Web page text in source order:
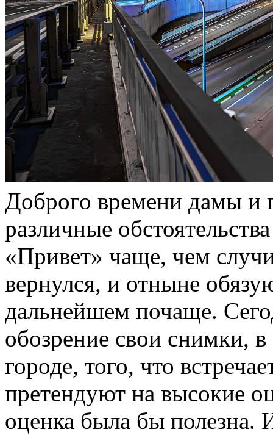
Доброго времени дамы и
различные
«Привет» чаще, чем
вернулся, и отныне
дальнейшем почаще.
обозрение свои снимки,
городе, того, что
претендуют на высокие
оценка была бы полезна.